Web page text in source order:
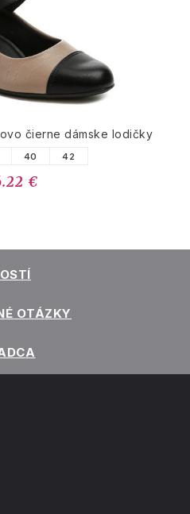
čierne dámske lodičky
40 42
€
OTÁZKY